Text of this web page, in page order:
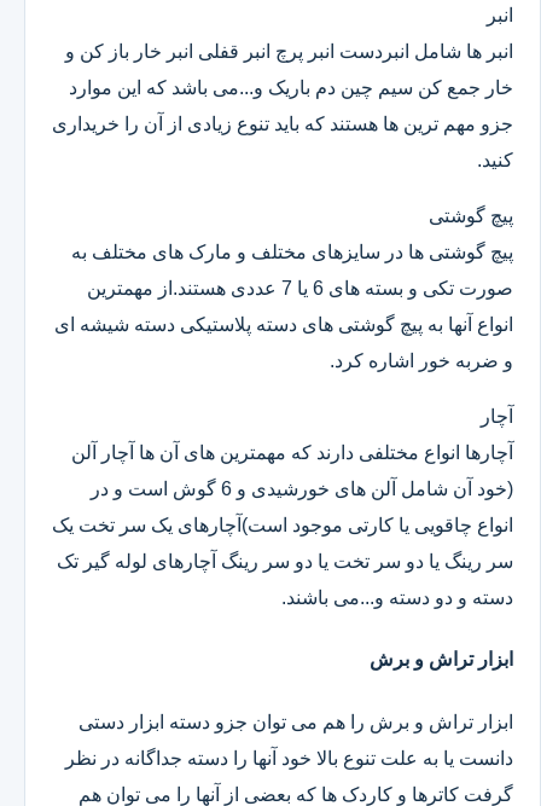
انبر
انبر ها شامل انبردست انبر پرچ انبر قفلی انبر خار باز کن و
خار جمع کن سیم چین دم باریک و...می باشد که این موارد
جزو مهم ترین ها هستند که باید تنوع زیادی از آن را خریداری
کنید.
پیچ گوشتی
پیچ گوشتی ها در سایزهای مختلف و مارک های مختلف به
صورت تکی و بسته های 6 یا 7 عددی هستند.از مهمترین
انواع آنها به پیچ گوشتی های دسته پلاستیکی دسته شیشه ای
و ضربه خور اشاره کرد.
آچار
آچارها انواع مختلفی دارند که مهمترین های آن ها آچار آلن
(خود آن شامل آلن های خورشیدی و 6 گوش است و در
انواع چاقویی یا کارتی موجود است)آچارهای یک سر تخت یک
سر رینگ یا دو سر تخت یا دو سر رینگ آچارهای لوله گیر تک
دسته و دو دسته و...می باشند.
ابزار تراش و برش
ابزار تراش و برش را هم می توان جزو دسته ابزار دستی
دانست یا به علت تنوع بالا خود آنها را دسته جداگانه در نظر
گرفت کاترها و کاردک ها که بعضی از آنها را می توان هم